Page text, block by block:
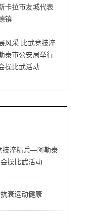
卡拉市友城代表
镇
风采 比武竞技淬
泰市公安局举行
操比武活动
技淬精兵—阿勒泰
操比武活动
衰运动健康